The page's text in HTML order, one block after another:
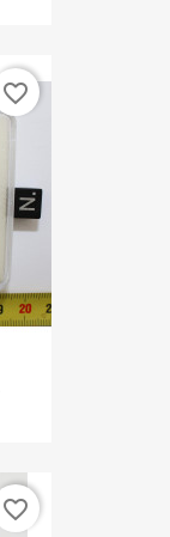
favorite_border
favorite_border